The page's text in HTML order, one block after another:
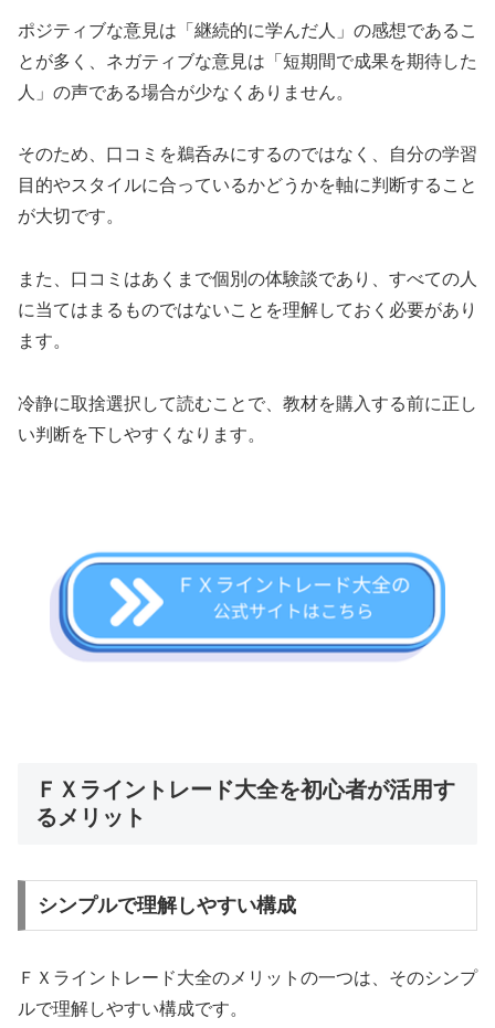
ポジティブな意見は「継続的に学んだ人」の感想であるこ
とが多く、ネガティブな意見は「短期間で成果を期待した
人」の声である場合が少なくありません。
そのため、口コミを鵜呑みにするのではなく、自分の学習
目的やスタイルに合っているかどうかを軸に判断すること
が大切です。
また、口コミはあくまで個別の体験談であり、すべての人
に当てはまるものではないことを理解しておく必要があり
ます。
冷静に取捨選択して読むことで、教材を購入する前に正し
い判断を下しやすくなります。
ＦＸライントレード大全を初心者が活用す
るメリット
シンプルで理解しやすい構成
ＦＸライントレード大全のメリットの一つは、そのシンプ
ルで理解しやすい構成です。